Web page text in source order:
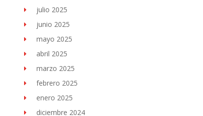
julio 2025
junio 2025
mayo 2025
abril 2025
marzo 2025
febrero 2025
enero 2025
diciembre 2024